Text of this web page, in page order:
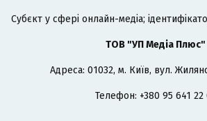
Cубєкт у сфері онлайн-медіа;
ТОВ "УП Медіа Плюс"
Адреса: 01032, м. Київ, вул.
Телефон: +380 95 641 22